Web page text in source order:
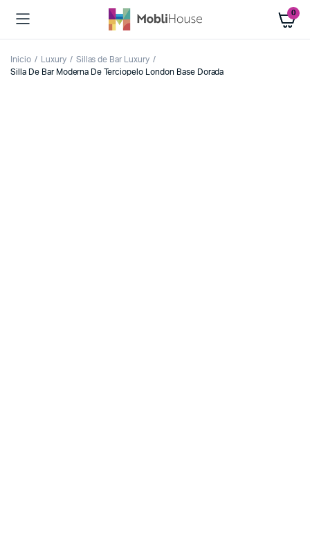
0
Inicio Luxury
Sillas de Bar Luxury
Silla De Bar Moderna De Terciopelo London Base Dorada